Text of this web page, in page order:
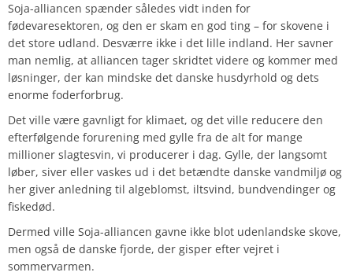
Soja-alliancen spænder således vidt inden for
fødevaresektoren, og den er skam en god ting – for skovene i
det store udland. Desværre ikke i det lille indland. Her savner
man nemlig, at alliancen tager skridtet videre og kommer med
løsninger, der kan mindske det danske husdyrhold og dets
enorme foderforbrug.
Det ville være gavnligt for klimaet, og det ville reducere den
efterfølgende forurening med gylle fra de alt for mange
millioner slagtesvin, vi producerer i dag. Gylle, der langsomt
løber, siver eller vaskes ud i det betændte danske vandmiljø og
her giver anledning til algeblomst, iltsvind, bundvendinger og
fiskedød.
Dermed ville Soja-alliancen gavne ikke blot udenlandske skove,
men også de danske fjorde, der gisper efter vejret i
sommervarmen.